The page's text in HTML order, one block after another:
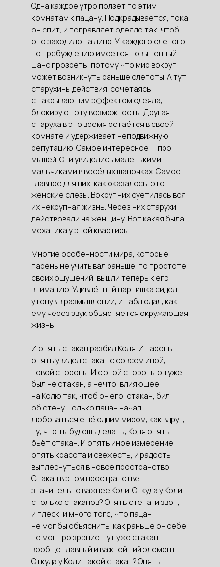
Одна каждое утро ползёт по этим
комнатам к пацану. Подкрадывается, пока
он спит, и поправляет одеяло так, чтоб
оно заходило на лицо. У каждого слепого
по пробуждению имеется повышенный
шанс прозреть, потому что мир вокруг
может возникнуть раньше слепоты. А тут
старухины действия, сочетаясь
с накрывающим эффектом одеяла,
блокируют эту возможность. Другая
старуха в это время остаётся в своей
комнате и удерживает неподвижную
репутацию. Самое интересное — про
мышей. Они увиделись маленькими
мальчиками в весёлых шапочках. Самое
главное для них, как оказалось, это
женские слёзы. Вокруг них суетилась вся
их некрупная жизнь. Через них старухи
действовали на женщину. Вот какая была
механика у этой квартиры.
Многие особенности мира, которые
парень не учитывал раньше, по простоте
своих ощущений, вышли теперь к его
вниманию. Удивлённый парнишка сидел,
утонув в размышлении, и наблюдал, как
ему через звук объясняется окружающая
жизнь.
И опять стакан разбил Коля. И парень
опять увидел стакан с совсем иной,
новой стороны. И с этой стороны он уже
был не стакан, а нечто, влияющее
на Колю так, чтоб он его, стакан, бил
об стену. Только пацан начал
любоваться ещё одним миром, как вдруг,
ну, что ты будешь делать, Коля опять
бьёт стакан. И опять иное измерение,
опять красота и свежесть, и радость
выплеснуться в новое пространство.
Стакан в этом пространстве
значительно важнее Коли. Откуда у Коли
столько стаканов? Опять стена, и звон,
и плеск, и много того, что пацан
не мог бы объяснить, как раньше он себе
не мог про зрение. Тут уже стакан
вообще главный и важнейший элемент.
Откуда у Коли такой стакан? Опять